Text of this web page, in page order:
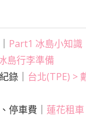
Part1 冰島小知識
島行李準備
錄｜ 台北(TPE) >
停車費｜ 蓮花租